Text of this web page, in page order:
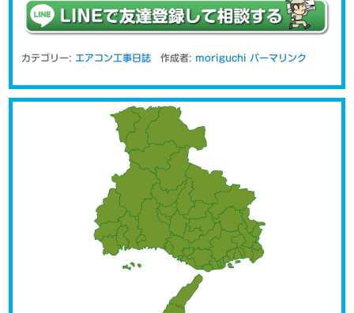
カテゴリー: エアコン工事日誌作成者: moriguchi パーマリンク